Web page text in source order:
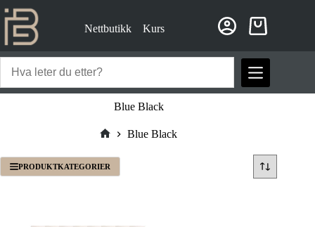
til
innholdet
Nettbutikk Kurs Handlekurv
Blue Black
Blue Black
PRODUKTKATEGORIER